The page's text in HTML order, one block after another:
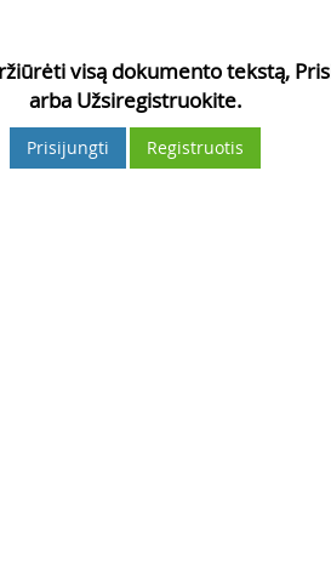
visą dokumento tekstą,
arba Užsiregistruokite.
Prisijungti Registruotis